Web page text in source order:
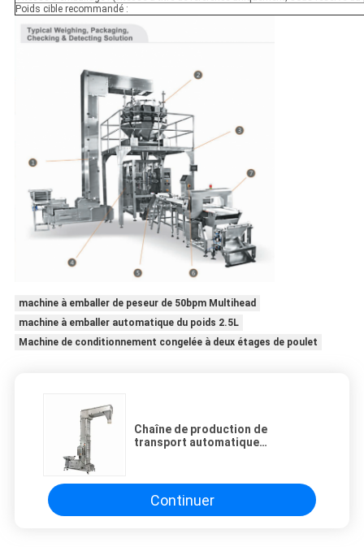
Poids cible recommandé :
machine à emballer de peseur de 50bpm Multihead
machine à emballer automatique du poids 2.5L
Machine de conditionnement congelée à deux étages de poulet
Chaîne de production de
transport automatique
Continuer